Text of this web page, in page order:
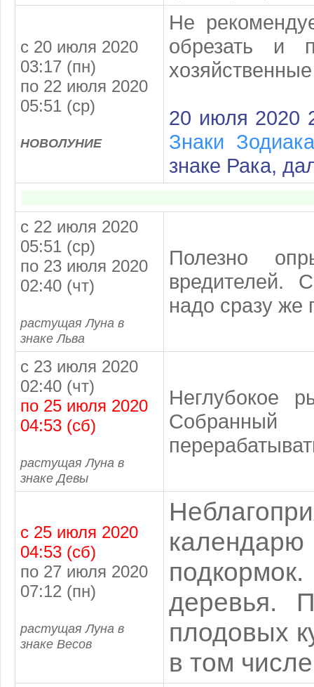
с 20 июля 2020
03:17 (пн)
по 22 июля 2020
05:51 (ср)
НОВОЛУНИЕ
Не
обрезать и
20 июля 2020
Знаки
знаке Рака,
с 22 июля 2020
05:51 (ср)
по 23 июля 2020
02:40 (чт)
растущая Луна в
знаке Льва
Полезно
вредителей.
надо сразу же
с 23 июля 2020
02:40 (чт)
по 25 июля 2020
04:53 (сб)
растущая Луна в
знаке Девы
Неглубокое
с 25 июля 2020
04:53 (сб)
по 27 июля 2020
07:12 (пн)
растущая Луна в
знаке Весов
календарю
деревья.
плодовых
в том